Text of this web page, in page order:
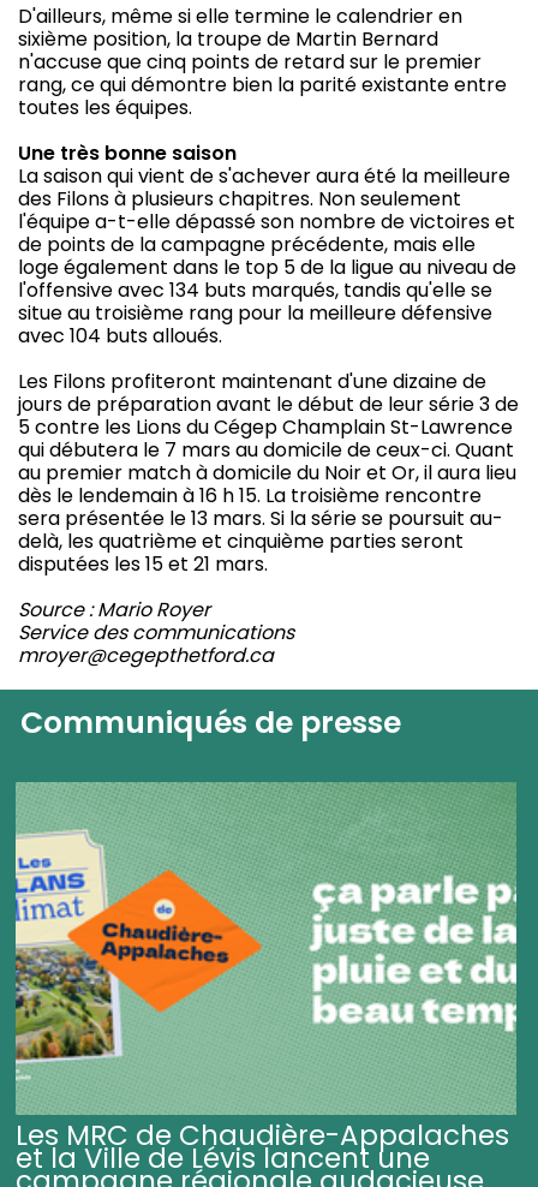
D'ailleurs, même si elle termine le calendrier en
sixième position, la troupe de Martin Bernard
n'accuse que cinq points de retard sur le premier
rang, ce qui démontre bien la parité existante entre
toutes les équipes.
Une très bonne saison
La saison qui vient de s'achever aura été la meilleure
des Filons à plusieurs chapitres. Non seulement
l'équipe a-t-elle dépassé son nombre de victoires et
de points de la campagne précédente, mais elle
loge également dans le top 5 de la ligue au niveau de
l'offensive avec 134 buts marqués, tandis qu'elle se
situe au troisième rang pour la meilleure défensive
avec 104 buts alloués.
Les Filons profiteront maintenant d'une dizaine de
jours de préparation avant le début de leur série 3 de
5 contre les Lions du Cégep Champlain St-Lawrence
qui débutera le 7 mars au domicile de ceux-ci. Quant
au premier match à domicile du Noir et Or, il aura lieu
dès le lendemain à 16 h 15. La troisième rencontre
sera présentée le 13 mars. Si la série se poursuit au-
delà, les quatrième et cinquième parties seront
disputées les 15 et 21 mars.
Source : Mario Royer
Service des communications
mroyer@cegepthetford.ca
Communiqués de presse
Les MRC de Chaudière-Appalaches
et la Ville de Lévis lancent une